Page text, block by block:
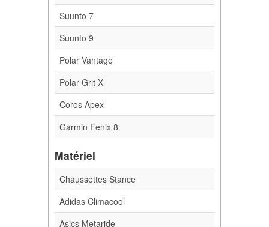
Suunto 7
Suunto 9
Polar Vantage
Polar Grit X
Coros Apex
Garmin Fenix 8
Matériel
Chaussettes Stance
Adidas Climacool
Asics Metaride